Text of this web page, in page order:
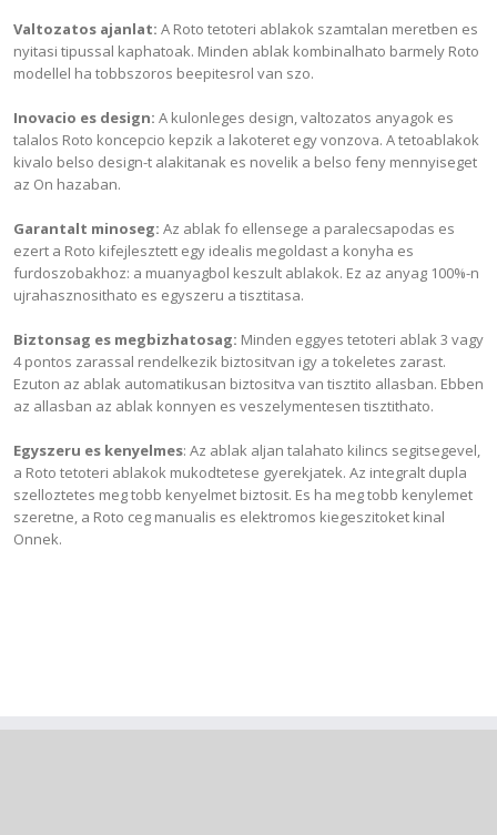
Valtozatos ajanlat: A Roto tetoteri ablakok szamtalan meretben es
nyitasi tipussal kaphatoak. Minden ablak kombinalhato barmely Roto
modellel ha tobbszoros beepitesrol van szo.
Inovacio es design: A kulonleges design, valtozatos anyagok es
talalos Roto koncepcio kepzik a lakoteret egy vonzova. A tetoablakok
kivalo belso design-t alakitanak es novelik a belso feny mennyiseget
az On hazaban.
Garantalt minoseg: Az ablak fo ellensege a paralecsapodas es
ezert a Roto kifejlesztett egy idealis megoldast a konyha es
furdoszobakhoz: a muanyagbol keszult ablakok. Ez az anyag 100%-n
ujrahasznosithato es egyszeru a tisztitasa.
Biztonsag es megbizhatosag: Minden eggyes tetoteri ablak 3 vagy
4 pontos zarassal rendelkezik biztositvan igy a tokeletes zarast.
Ezuton az ablak automatikusan biztositva van tisztito allasban. Ebben
az allasban az ablak konnyen es veszelymentesen tisztithato.
Egyszeru es kenyelmes: Az ablak aljan talahato kilincs segitsegevel,
a Roto tetoteri ablakok mukodtetese gyerekjatek. Az integralt dupla
szelloztetes meg tobb kenyelmet biztosit. Es ha meg tobb kenylemet
szeretne, a Roto ceg manualis es elektromos kiegeszitoket kinal
Onnek.